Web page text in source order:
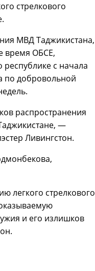
стрелкового
МВД Таджикистана,
время ОБСЕ,
с начала
по добровольной
распространения
—
Ливингстон.
легкого стрелкового
и его излишков